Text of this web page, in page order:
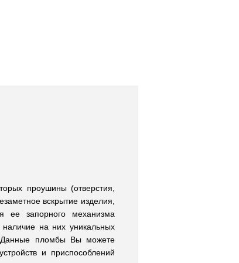
проушины (отверстия,
вскрытие изделия,
ее запорного механизма
наличие на них уникальных
Данные пломбы Вы можете
и приспособлений